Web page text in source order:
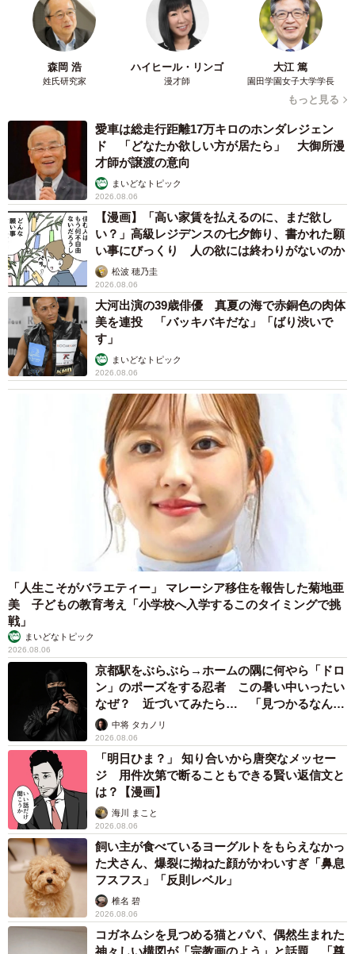
森岡 浩
姓氏研究家
ハイヒール・リンゴ
漫才師
大江 篤
園田学園女子大学学長
もっと見る
愛車は総走行距離17万キロのホンダレジェン
ド 「どなたか欲しい方が居たら」 大御所漫
才師が譲渡の意向
まいどなトピック
2026.08.06
【漫画】「高い家賃を払えるのに、まだ欲し
い？」高級レジデンスの七夕飾り、書かれた願
い事にびっくり 人の欲には終わりがないのか
松波 穂乃圭
2026.08.06
大河出演の39歳俳優 真夏の海で赤銅色の肉体
美を連投 「バッキバキだな」「ばり渋いで
す」
まいどなトピック
2026.08.06
「人生こそがバラエティー」 マレーシア移住を報告した菊地亜
美 子どもの教育考え「小学校へ入学するこのタイミングで挑
戦」
まいどなトピック
2026.08.06
京都駅をぶらぶら→ホームの隅に何やら「ドロ
ン」のポーズをする忍者 この暑い中いったい
なぜ？ 近づいてみたら… 「見つかるなんて
未熟」中将 タカノリ
2026.08.06
「明日ひま？」 知り合いから唐突なメッセー
ジ 用件次第で断ることもできる賢い返信文と
は？【漫画】
海川 まこと
2026.08.06
飼い主が食べているヨーグルトをもらえなかっ
た犬さん、爆裂に拗ねた顔がかわいすぎ「鼻息
フスフス」「反則レベル」
椎名 碧
2026.08.06
コガネムシを見つめる猫とパパ、偶然生まれた